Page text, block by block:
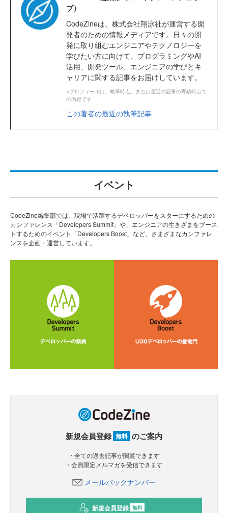
ブ）
CodeZineは、株式会社翔泳社が運営する開
発者のための情報メディアです。日々の開
発に取り組むエンジニアやテクノロジーを
学びたい方に向けて、プログラミングやAI
活用、開発ツール、エンジニアの学びとキ
ャリアに関する記事をお届けしています。
※プロフィールは、執筆時点、または直近の記事の寄稿時点で
の内容です
この著者の最近の執筆記事
イベント
CodeZine編集部では、現場で活躍するデベロッパーをスターにするための
カンファレンス「Developers Summit」や、エンジニアの生きざまをブース
トするためのイベント「Developers Boost」など、さまざまなカンファレ
ンスを企画・運営しています。
新規会員登録 無料 のご案内
・全ての過去記事が閲覧できます
・会員限定メルマガを受信できます
メールバックナンバー
新規会員登録 無料